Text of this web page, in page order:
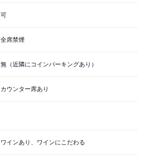
可
全席禁煙
無（近隣にコインパーキングあり）
カウンター席あり
ワインあり、ワインにこだわる